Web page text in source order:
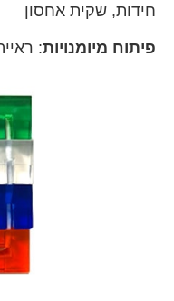
חידות, שקית אחסון
פיתוח מיומנויות: